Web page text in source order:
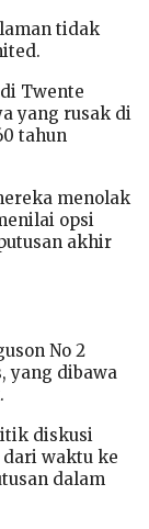
tidak
Twente
yang rusak di
tahun
menolak
opsi
akhir
No 2
yang dibawa
diskusi
waktu ke
dalam